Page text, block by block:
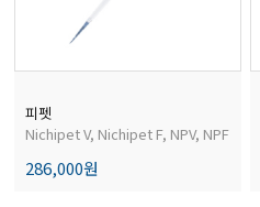
피펫
Nichipet V, Nichipet F, NPV, NPF
286,000원